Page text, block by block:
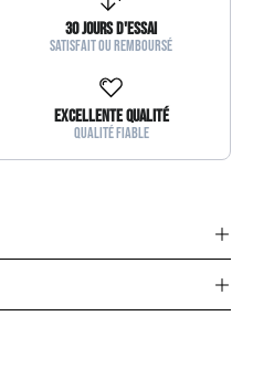
30 jours d'essai
satisfait ou remboursé
Excellente qualité
qualité fiable